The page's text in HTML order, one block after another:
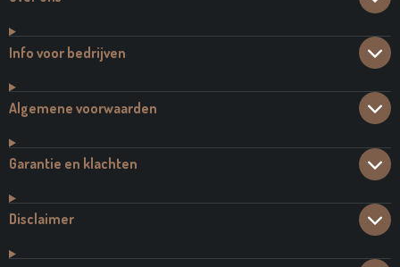
Info voor bedrijven
Algemene voorwaarden
Garantie en klachten
Disclaimer